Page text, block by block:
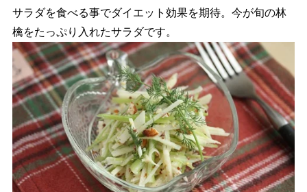
サラダを食べる事でダイエット効果を期待。今が旬の林
檎をたっぷり入れたサラダです。